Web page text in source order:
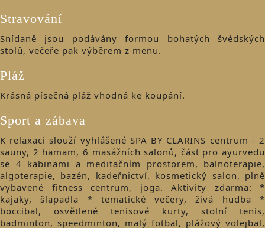
Stravování
Snídaně jsou podávány formou bohatých švédských
stolů, večeře pak výběrem z menu.
Pláž
​Krásná písečná pláž vhodná ke koupání.
Sport a zábava
K relaxaci slouží vyhlášené SPA BY CLARINS centrum - 2
sauny, 2 hamam, 6 masážních salonů, část pro ayurvedu
se 4 kabinami a meditačním prostorem, balnoterapie,
algoterapie, bazén, kadeřnictví, kosmetický salon, plně
vybavené fitness centrum, joga. Aktivity zdarma: *
kajaky, šlapadla * tematické večery, živá hudba *
boccibal, osvětlené tenisové kurty, stolní tenis,
badminton, speedminton, malý fotbal, plážový volejbal,